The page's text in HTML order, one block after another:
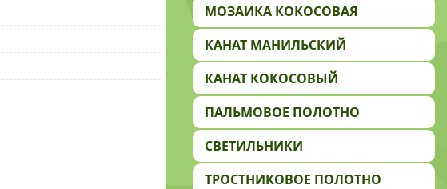
МОЗАИКА КОКОСОВАЯ
КАНАТ МАНИЛЬСКИЙ
КАНАТ КОКОСОВЫЙ
ПАЛЬМОВОЕ ПОЛОТНО
СВЕТИЛЬНИКИ
ТРОСТНИКОВОЕ ПОЛОТНО